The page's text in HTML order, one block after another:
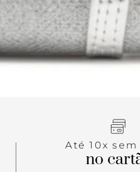
Até 10x
no